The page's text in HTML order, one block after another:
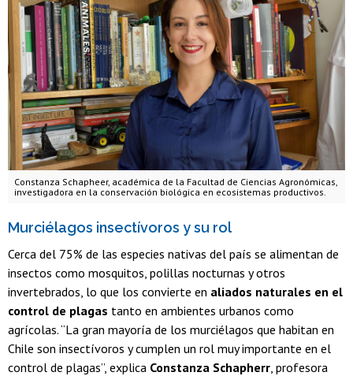
Constanza Schapheer, académica de la Facultad de Ciencias Agronómicas,
investigadora en la conservación biológica en ecosistemas productivos.
Murciélagos insectívoros y su rol
Cerca del 75% de las especies nativas del país se alimentan de
insectos como mosquitos, polillas nocturnas y otros
invertebrados, lo que los convierte en aliados naturales en el
control de plagas tanto en ambientes urbanos como
agrícolas. “La gran mayoría de los murciélagos que habitan en
Chile son insectívoros y cumplen un rol muy importante en el
control de plagas”, explica Constanza Schapherr , profesora